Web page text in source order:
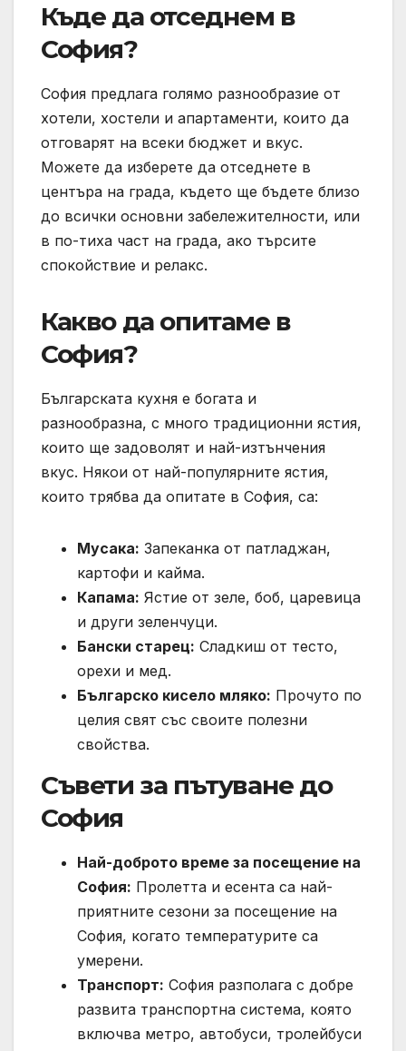
Къде да отседнем в
София?
София предлага голямо разнообразие от
хотели, хостели и апартаменти, които да
отговарят на всеки бюджет и вкус.
Можете да изберете да отседнете в
центъра на града, където ще бъдете близо
до всички основни забележителности, или
в по-тиха част на града, ако търсите
спокойствие и релакс.
Какво да опитаме в
София?
Българската кухня е богата и
разнообразна, с много традиционни ястия,
които ще задоволят и най-изтънчения
вкус. Някои от най-популярните ястия,
които трябва да опитате в София, са:
Мусака: Запеканка от патладжан,
картофи и кайма.
Капама: Ястие от зеле, боб, царевица
и други зеленчуци.
Бански старец: Сладкиш от тесто,
орехи и мед.
Българско кисело мляко: Прочуто по
целия свят със своите полезни
свойства.
Съвети за пътуване до
София
Най-доброто време за посещение на
София: Пролетта и есента са най-
приятните сезони за посещение на
София, когато температурите са
умерени.
Транспорт: София разполага с добре
развита транспортна система, която
включва метро, автобуси, тролейбуси